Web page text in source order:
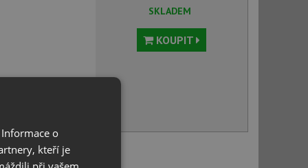
SKLADEM
KOUPIT
ML CR chrom
o
kteří je